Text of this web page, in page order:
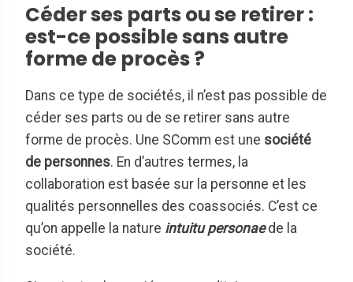
Céder ses parts ou se retirer :
est-ce possible sans autre
forme de procès ?
Dans ce type de sociétés, il n’est pas possible de
céder ses parts ou de se retirer sans autre
forme de procès. Une SComm est une société
de personnes. En d’autres termes, la
collaboration est basée sur la personne et les
qualités personnelles des coassociés. C’est ce
qu’on appelle la nature intuitu personaede la
société.